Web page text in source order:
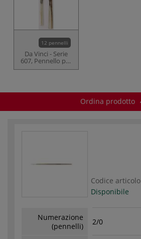
12 pennelli
Da Vinci - Serie
607, Pennello per
decorare e per
Ordina prodotto
Codice articolo
Disponibile
Numerazione
(pennelli)
2/0